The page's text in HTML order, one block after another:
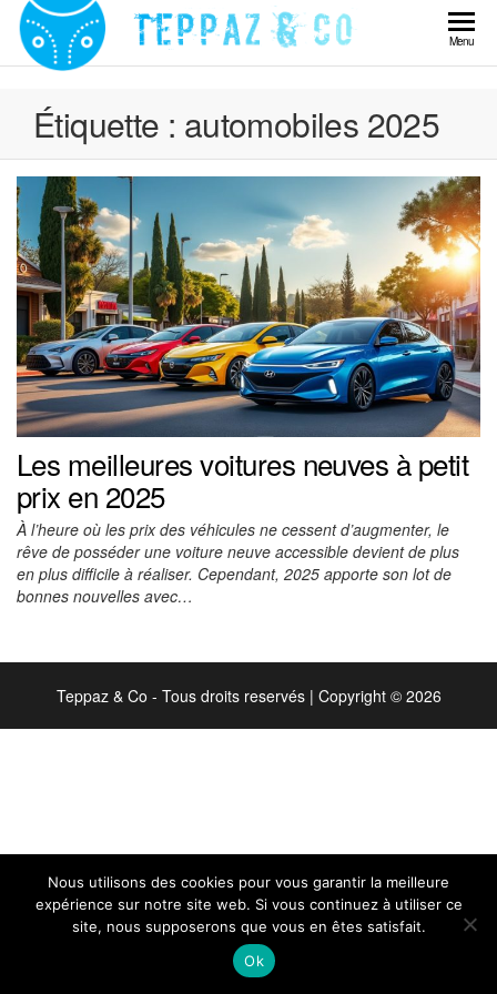
Skip
content
Teppaz
Menu
Étiquette : automobiles 2025
Les meilleures voitures neuves à petit
prix en 2025
À l’heure où les prix des véhicules ne cessent d’augmenter, le
rêve de posséder une voiture neuve accessible devient de plus
en plus difficile à réaliser. Cependant, 2025 apporte son lot de
bonnes nouvelles avec…
Teppaz & Co - Tous droits reservés | Copyright © 2026
Nous utilisons des cookies pour vous garantir la meilleure
expérience sur notre site web. Si vous continuez à utiliser ce
site, nous supposerons que vous en êtes satisfait.
Ok